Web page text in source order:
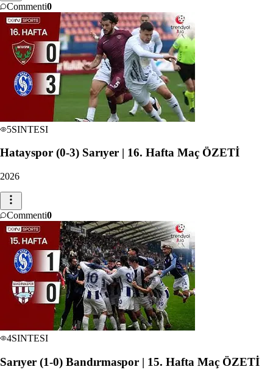
Commenti0
5SINTESI
Hatayspor (0-3) Sarıyer | 16. Hafta Maç ÖZETİ
2026
Commenti0
4SINTESI
Sarıyer (1-0) Bandırmaspor | 15. Hafta Maç ÖZETİ